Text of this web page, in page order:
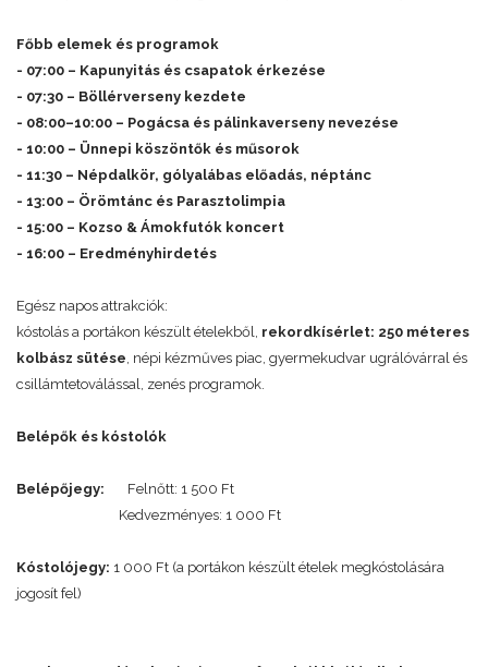
Főbb elemek és programok
- 07:00 – Kapunyitás és csapatok érkezése
- 07:30 – Böllérverseny kezdete
- 08:00–10:00 – Pogácsa és pálinkaverseny nevezése
- 10:00 – Ünnepi köszöntők és műsorok
- 11:30 – Népdalkör, gólyalábas előadás, néptánc
- 13:00 – Örömtánc és Parasztolimpia
- 15:00 – Kozso & Ámokfutók koncert
- 16:00 – Eredményhirdetés
Egész napos attrakciók:
kóstolás a portákon készült ételekből, rekordkísérlet: 250 méteres
kolbász sütése , népi kézműves piac, gyermekudvar ugrálóvárral és
csillámtetoválással, zenés programok.
Belépők és kóstolók
Belépőjegy:
Felnőtt: 1 500 Ft
Kedvezményes: 1 000 Ft
Kóstolójegy: 1 000 Ft (a portákon készült ételek megkóstolására
jogosít fel)